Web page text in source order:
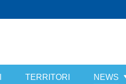
TERRITORI NEWS